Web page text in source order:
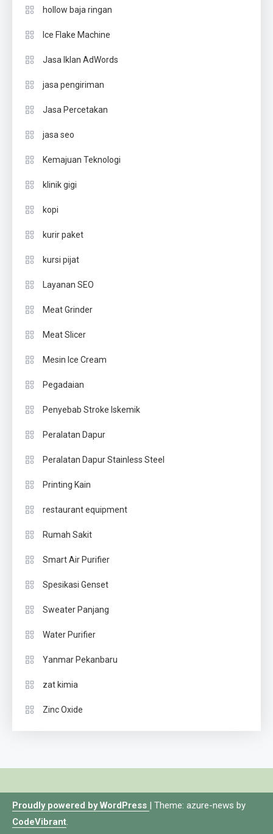
hollow baja ringan
Ice Flake Machine
Jasa Iklan AdWords
jasa pengiriman
Jasa Percetakan
jasa seo
Kemajuan Teknologi
klinik gigi
kopi
kurir paket
kursi pijat
Layanan SEO
Meat Grinder
Meat Slicer
Mesin Ice Cream
Pegadaian
Penyebab Stroke Iskemik
Peralatan Dapur
Peralatan Dapur Stainless Steel
Printing Kain
restaurant equipment
Rumah Sakit
Smart Air Purifier
Spesikasi Genset
Sweater Panjang
Water Purifier
Yanmar Pekanbaru
zat kimia
Zinc Oxide
Proudly powered by WordPress | Theme: azure-news by
CodeVibrant.